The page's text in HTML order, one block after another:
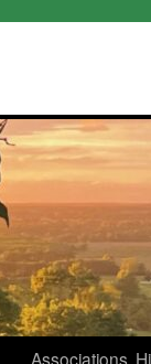
Associations